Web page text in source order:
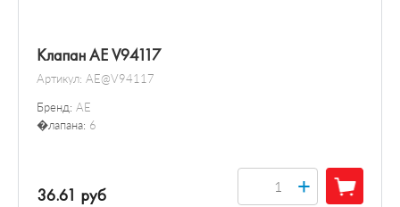
Клапан AE V94117
Артикул: AE@V94117
Бренд: AE
�лапана: 6
36.61 руб +